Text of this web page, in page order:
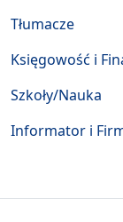
Tłumacze
Księgowość i
Szkoły/Nauka
Informator i